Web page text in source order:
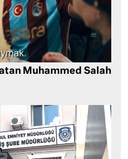
Muhammed Salah